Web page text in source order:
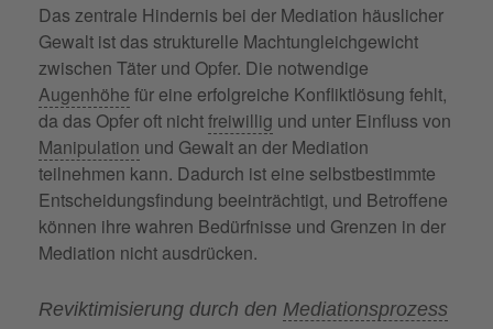
Das zentrale Hindernis bei der Mediation häuslicher
Gewalt ist das strukturelle Machtungleichgewicht
zwischen Täter und Opfer. Die notwendige
Augenhöhe für eine erfolgreiche Konfliktlösung fehlt,
da das Opfer oft nichtfreiwillig und unter Einfluss von
Manipulation und Gewalt an der Mediation
teilnehmen kann. Dadurch ist eine selbstbestimmte
Entscheidungsfindung beeinträchtigt, und Betroffene
können ihre wahren Bedürfnisse und Grenzen in der
Mediation nicht ausdrücken.
Reviktimisierung durch den Mediationsprozess